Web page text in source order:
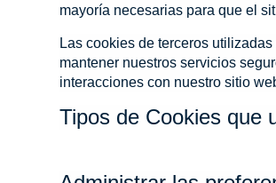
mayoría necesarias para que el
Las cookies de terceros
mantener nuestros servicios
interacciones con nuestro sitio
Tipos de Cookies que